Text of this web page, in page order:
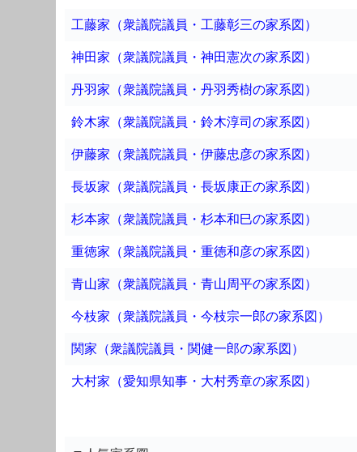
工藤家（衆議院議員・工藤彰三の家系図）
神田家（衆議院議員・神田憲次の家系図）
丹羽家（衆議院議員・丹羽秀樹の家系図）
鈴木家（衆議院議員・鈴木淳司の家系図）
伊藤家（衆議院議員・伊藤忠彦の家系図）
長坂家（衆議院議員・長坂康正の家系図）
杉本家（衆議院議員・杉本和巳の家系図）
重徳家（衆議院議員・重徳和彦の家系図）
青山家（衆議院議員・青山周平の家系図）
今枝家（衆議院議員・今枝宗一郎の家系図）
関家（衆議院議員・関健一郎の家系図）
大村家（愛知県知事・大村秀章の家系図）